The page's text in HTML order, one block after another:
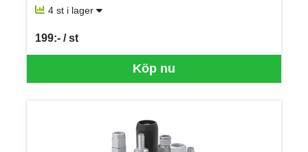
4 st i lager
Köp nu
199:- / st
SEK per ST